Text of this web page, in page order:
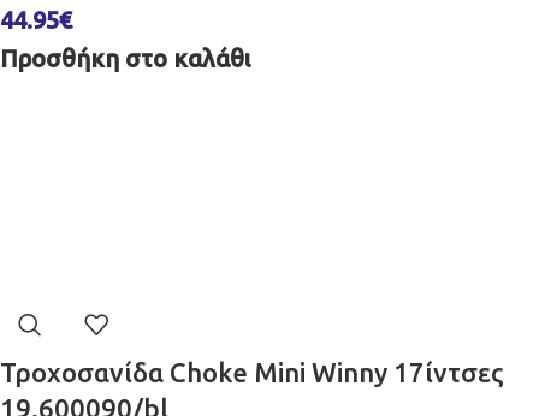
44.95€
Προσθήκη στο καλάθι
Τροχοσανίδα Choke Mini Winny 17ίντσες
19.600090/bl